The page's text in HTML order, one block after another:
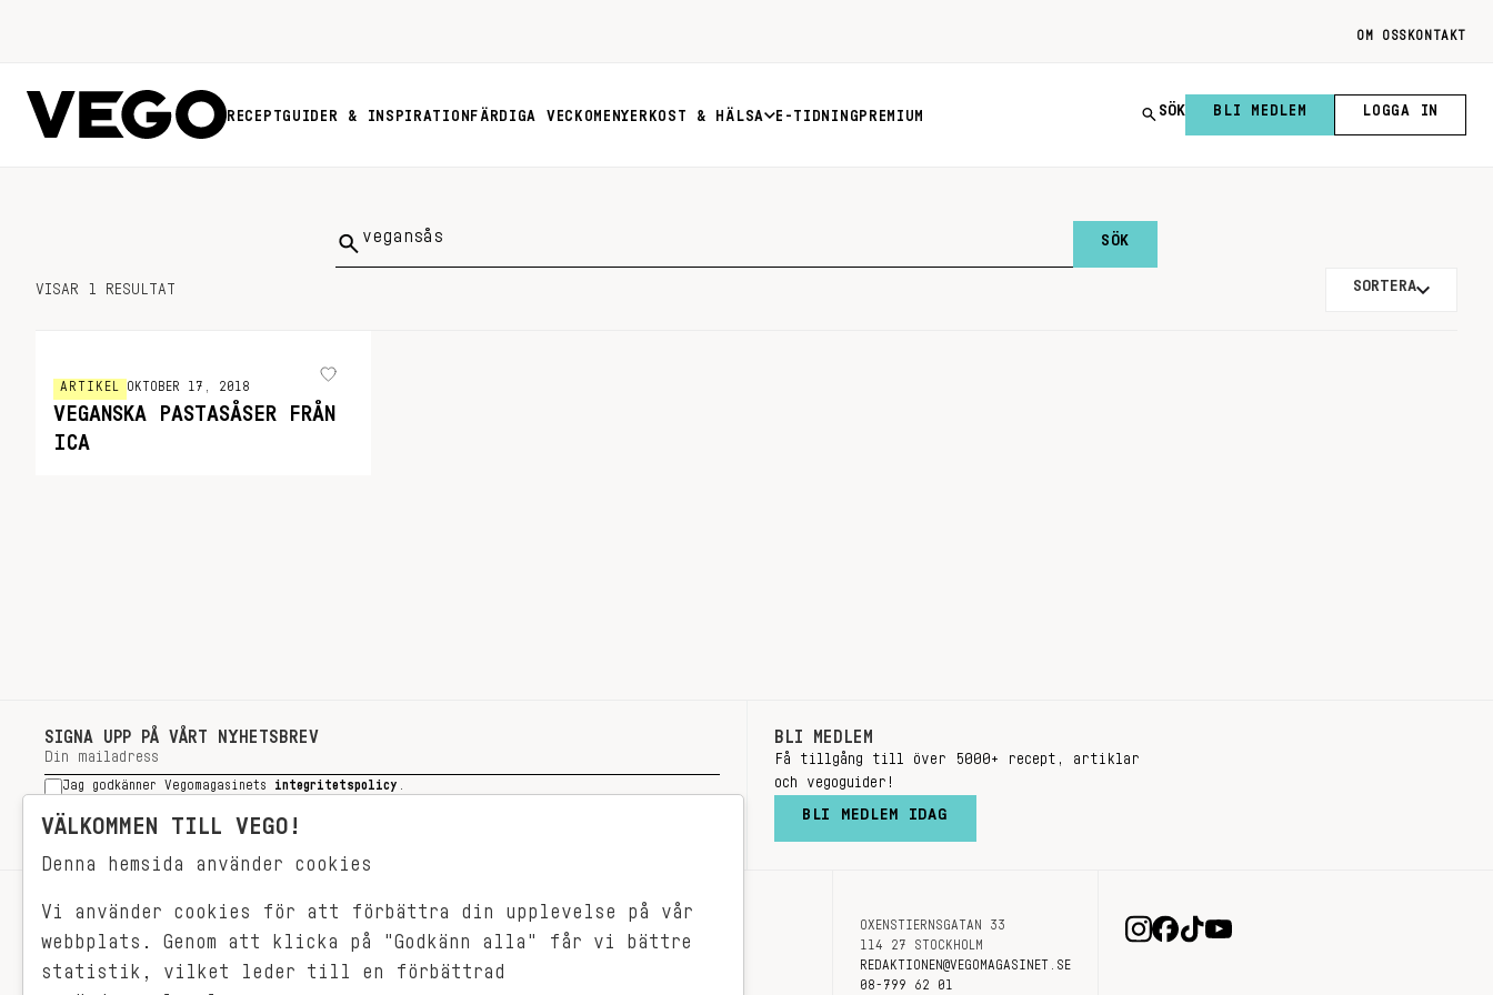
OM OSS KONTAKT
RECEPTGUIDER & INSPIRATION FÄRDIGA VECKOMENYER KOST & HÄLSA E-TIDNING PREMIUM SÖK BLI MEDLEM LOGGA IN
Sök
VISAR 1 RESULTAT SORTERA
ARTIKEL OKTOBER 17, 2018
VEGANSKA PASTASÅSER FRÅN
ICA
SIGNA UPP PÅ VÅRT NYHETSBREV
Jag godkänner Vegomagasinets integritetspolicy
SIGNA UPP
BLI MEDLEM
Få tillgång till över 5000+ recept, artiklar
och vegoguider!
BLI MEDLEM IDAG
RECEPT
VEGONYTT
OM OSS
OXENSTIERNSGATAN 33
114 27 STOCKHOLM
REDAKTIONEN@VEGOMAGASINET.SE
08-799 62 01
VÄLKOMMEN TILL VEGO!
Denna hemsida använder cookies
Vi använder cookies för att förbättra din upplevelse på vår
webbplats. Genom att klicka på "Godkänn alla" får vi bättre
statistik, vilket leder till en förbättrad